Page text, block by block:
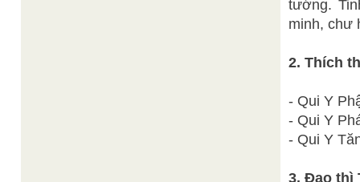
tướng.
minh, chư
2. Thích
- Qui Y
- Qui Y
- Qui Y
3. Đạo thì